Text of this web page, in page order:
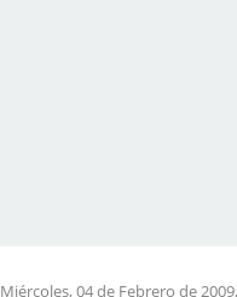
Miércoles, 04 de Febrero de